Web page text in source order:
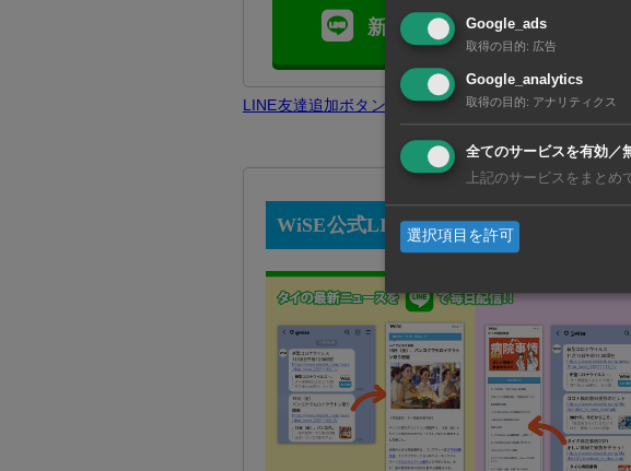
新規友達追加
LINE友達追加ボタンで問題が発生する場合、こちらか
WiSE公式LINEとは？
Google_ads
取得の目的: 広告
Google_analytics
取得の目的: アナリティクス
全てのサービスを有効／
上記のサービスをまとめ
選択項目を許可